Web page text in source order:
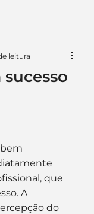
leitura
que
A
do